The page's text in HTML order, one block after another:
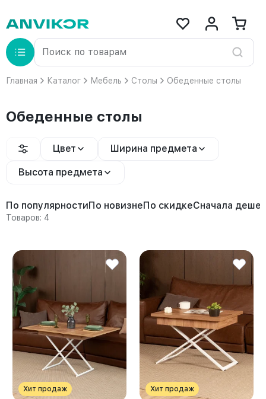
Главная Каталог Мебель Столы Обеденные столы
Обеденные столы
Цвет Ширина предмета
Высота предмета
По популярностиПо новизнеПо скидкеСначала
Товаров: 4
Хит продаж Хит продаж